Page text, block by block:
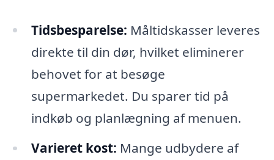
Tidsbesparelse: Måltidskasser leveres
direkte til din dør, hvilket eliminerer
behovet for at besøge
supermarkedet. Du sparer tid på
indkøb og planlægning af menuen.
Varieret kost: Mange udbydere af